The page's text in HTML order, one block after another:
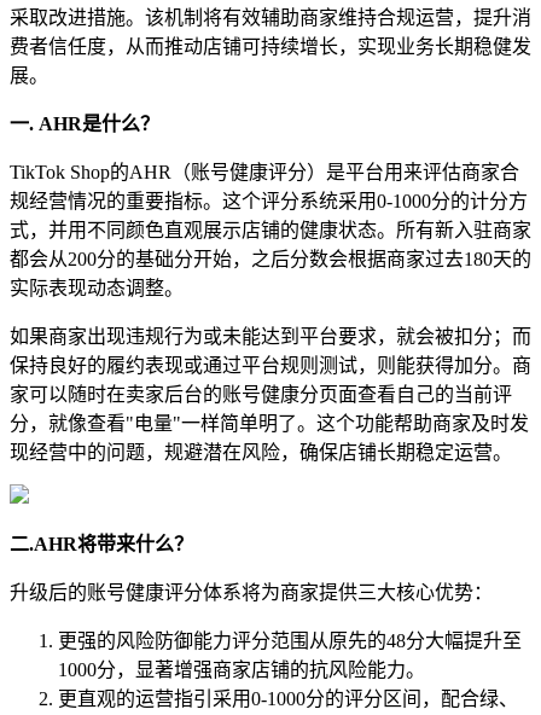
采取改进措施。该机制将有效辅助商家维持合规运营，提升消
费者信任度，从而推动店铺可持续增长，实现业务长期稳健发
展。
一. AHR是什么？
TikTok Shop的AHR（账号健康评分）是平台用来评估商家合
规经营情况的重要指标。这个评分系统采用0-1000分的计分方
式，并用不同颜色直观展示店铺的健康状态。所有新入驻商家
都会从200分的基础分开始，之后分数会根据商家过去180天的
实际表现动态调整。
如果商家出现违规行为或未能达到平台要求，就会被扣分；而
保持良好的履约表现或通过平台规则测试，则能获得加分。商
家可以随时在卖家后台的账号健康分页面查看自己的当前评
分，就像查看"电量"一样简单明了。这个功能帮助商家及时发
现经营中的问题，规避潜在风险，确保店铺长期稳定运营。
二.AHR将带来什么？
升级后的账号健康评分体系将为商家提供三大核心优势：
更强的风险防御能力评分范围从原先的48分大幅提升至
1000分，显著增强商家店铺的抗风险能力。
更直观的运营指引采用0-1000分的评分区间，配合绿、